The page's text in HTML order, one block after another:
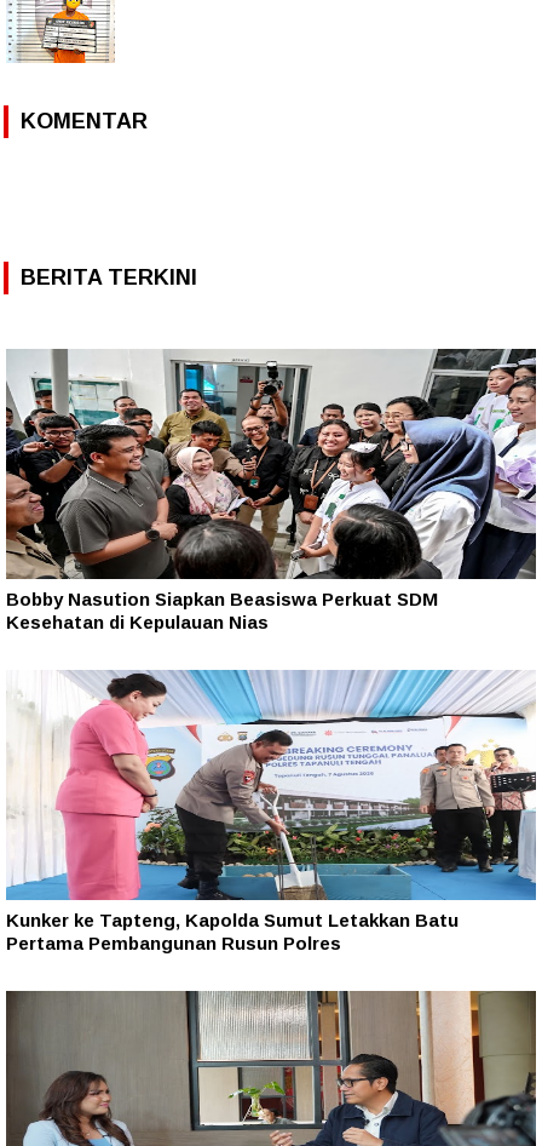
KOMENTAR
BERITA TERKINI
Bobby Nasution Siapkan Beasiswa Perkuat SDM
Kesehatan di Kepulauan Nias
Kunker ke Tapteng, Kapolda Sumut Letakkan Batu
Pertama Pembangunan Rusun Polres